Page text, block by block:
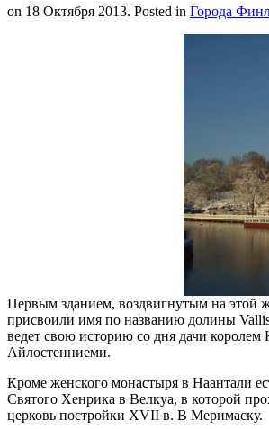
on 18 Октября 2013. Posted in Города
Первым зданием, воздвигнутым на этой
присвоили имя по названию долины Vallis
ведет свою историю со дня дачи
Айлостенниеми.
Кроме женского монастыря в Наантали
Святого Хенрика в Велкуа, в которой
церковь постройки XVII в. В Меримаску.